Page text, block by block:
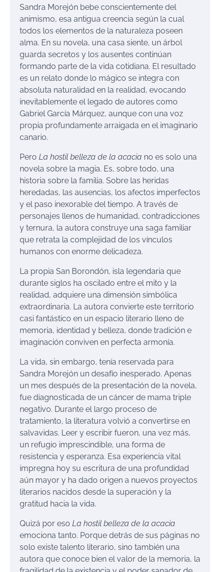
Sandra Morejón bebe conscientemente del
animismo, esa antigua creencia según la cual
todos los elementos de la naturaleza poseen
alma. En su novela, una casa siente, un árbol
guarda secretos y los ausentes continúan
formando parte de la vida cotidiana. El resultado
es un relato donde lo mágico se integra con
absoluta naturalidad en la realidad, evocando
inevitablemente el legado de autores como
Gabriel García Márquez, aunque con una voz
propia profundamente arraigada en el imaginario
canario.
Pero La hostil belleza de la acacia no es solo una
novela sobre la magia. Es, sobre todo, una
historia sobre la familia. Sobre las heridas
heredadas, las ausencias, los afectos imperfectos
y el paso inexorable del tiempo. A través de
personajes llenos de humanidad, contradicciones
y ternura, la autora construye una saga familiar
que retrata la complejidad de los vínculos
humanos con enorme delicadeza.
La propia San Borondón, isla legendaria que
durante siglos ha oscilado entre el mito y la
realidad, adquiere una dimensión simbólica
extraordinaria. La autora convierte este territorio
casi fantástico en un espacio literario lleno de
memoria, identidad y belleza, donde tradición e
imaginación conviven en perfecta armonía.
La vida, sin embargo, tenía reservada para
Sandra Morejón un desafío inesperado. Apenas
un mes después de la presentación de la novela,
fue diagnosticada de un cáncer de mama triple
negativo. Durante el largo proceso de
tratamiento, la literatura volvió a convertirse en
salvavidas. Leer y escribir fueron, una vez más,
un refugio imprescindible, una forma de
resistencia y esperanza. Esa experiencia vital
impregna hoy su escritura de una profundidad
aún mayor y ha dado origen a nuevos proyectos
literarios nacidos desde la superación y la
gratitud hacia la vida.
Quizá por eso La hostil belleza de la acacia
emociona tanto. Porque detrás de sus páginas no
solo existe talento literario, sino también una
autora que conoce bien el valor de la memoria, la